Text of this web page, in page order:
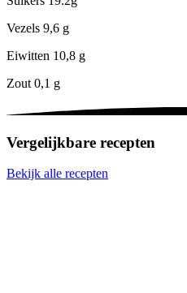
Vezels 9,6 g
Eiwitten 10,8 g
Zout 0,1 g
Vergelijkbare recepten
Bekijk alle recepten